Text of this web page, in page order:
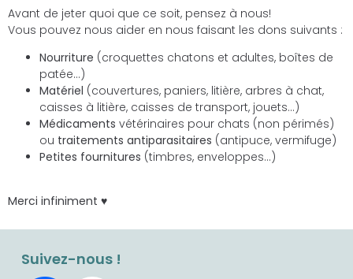
Avant de jeter quoi que ce soit, pensez à nous!
Vous pouvez nous aider en nous faisant les dons suivants :
Nourriture (croquettes chatons et adultes, boîtes de
patée…)
Matériel (couvertures, paniers, litière, arbres à chat,
caisses à litière, caisses de transport, jouets…)
Médicaments vétérinaires pour chats (non périmés)
ou traitements antiparasitaires (antipuce, vermifuge)
Petites fournitures (timbres, enveloppes…)
Merci infiniment ♥
Suivez-nous !